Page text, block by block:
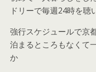
ドリーで毎週24時を聴
強行スケジュールで京
泊まるところもなくて
か